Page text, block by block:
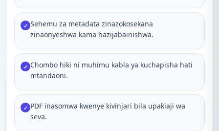
✓ Sehemu za metadata zinazokosekana
zinaonyeshwa kama hazijabainishwa.
✓ Chombo hiki ni muhimu kabla ya kuchapisha hati
mtandaoni.
✓ PDF inasomwa kwenye kivinjari bila upakiaji wa
seva.